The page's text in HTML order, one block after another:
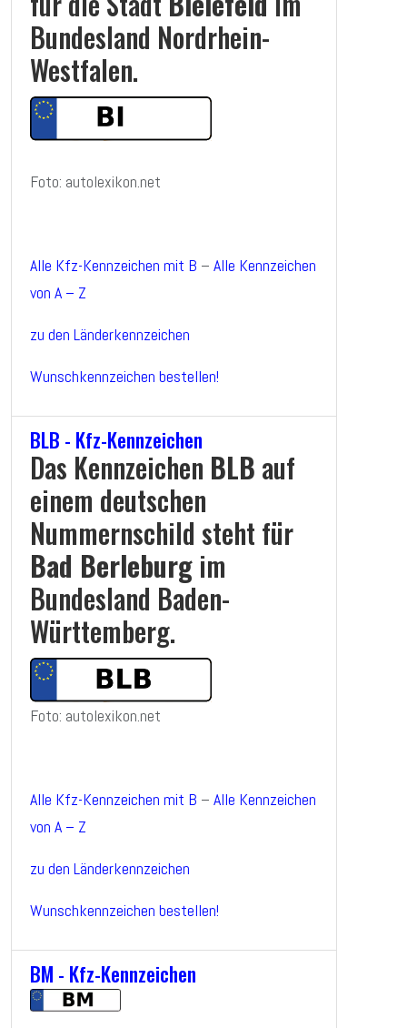
Bundesland Nordrhein-
Westfalen.
Foto: autolexikon.net
Alle Kfz-Kennzeichen mit B – Alle Kennzeichen
von A – Z
zu den Länderkennzeichen
Wunschkennzeichen bestellen!
BLB - Kfz-Kennzeichen
Das Kennzeichen BLB auf
einem deutschen
Nummernschild steht für
Bad Berleburg im
Bundesland Baden-
Württemberg.
Foto: autolexikon.net
Alle Kfz-Kennzeichen mit B – Alle Kennzeichen
von A – Z
zu den Länderkennzeichen
Wunschkennzeichen bestellen!
BM - Kfz-Kennzeichen